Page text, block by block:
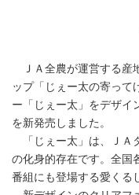
ＪＡ全農が運営する産
ップ「じぇー太の寄って
ー「じぇー太」をデザイ
を新発売しました。
「じぇー太」は、ＪＡ
の化身的存在です。全国
番組にも登場する愛くる